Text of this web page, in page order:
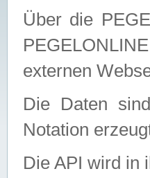
Über die
externen
Die Daten
Notation
Die API wird in